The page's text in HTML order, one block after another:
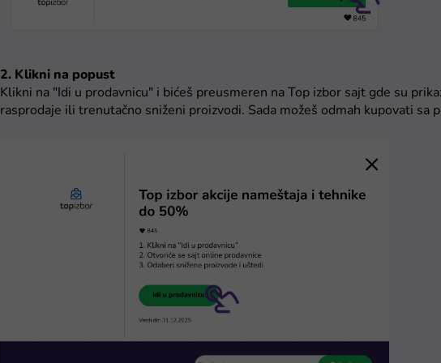
2. Klikni na popust
Klikni na "Idi u prodavnicu" i bićeš preusmeren na Top izbor sajt gde su
rasprodaje ili trenutačno sniženi proizvodi. Sada možeš odmah kupovati sa